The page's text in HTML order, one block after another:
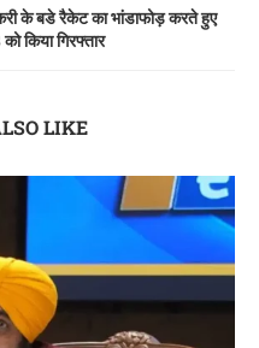
के बडे रैकेट का भांडाफोड़ करते हुए
किया गिरफ्तार
LIKE